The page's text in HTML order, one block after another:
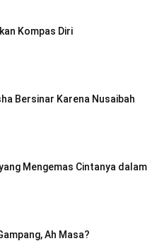
Kompas Diri
Bersinar Karena Nusaibah
Mengemas Cintanya dalam
Ah Masa?